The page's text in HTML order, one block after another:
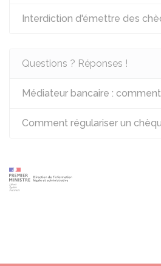
Interdiction d'émettre des
Questions ? Réponses !
Médiateur bancaire :
Comment régulariser un